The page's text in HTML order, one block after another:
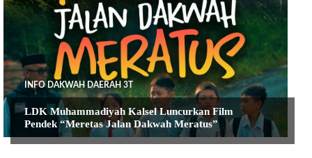
INFO DAKWAH DAERAH 3T
LDK Muhammadiyah Kalsel Luncurkan Film
Pendek “Meretas Jalan Dakwah Meratus”